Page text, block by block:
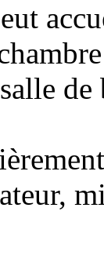
de